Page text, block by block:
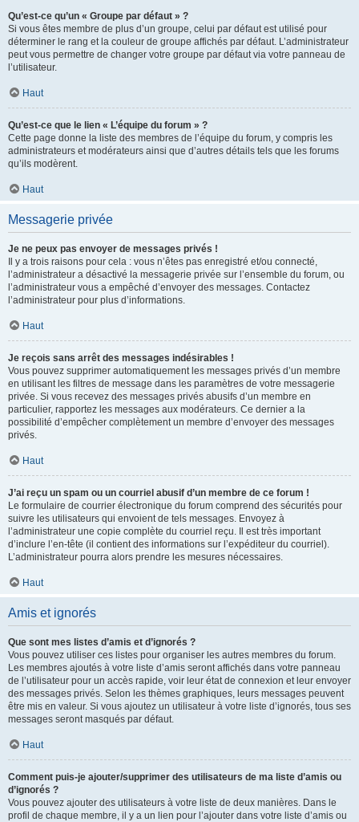
Qu’est-ce qu’un « Groupe par défaut » ?
Si vous êtes membre de plus d’un groupe, celui par défaut est utilisé pour
déterminer le rang et la couleur de groupe affichés par défaut. L’administrateur
peut vous permettre de changer votre groupe par défaut via votre panneau de
l’utilisateur.
Haut
Qu’est-ce que le lien « L’équipe du forum » ?
Cette page donne la liste des membres de l’équipe du forum, y compris les
administrateurs et modérateurs ainsi que d’autres détails tels que les forums
qu’ils modèrent.
Haut
Messagerie privée
Je ne peux pas envoyer de messages privés !
Il y a trois raisons pour cela : vous n’êtes pas enregistré et/ou connecté,
l’administrateur a désactivé la messagerie privée sur l’ensemble du forum, ou
l’administrateur vous a empêché d’envoyer des messages. Contactez
l’administrateur pour plus d’informations.
Haut
Je reçois sans arrêt des messages indésirables !
Vous pouvez supprimer automatiquement les messages privés d’un membre
en utilisant les filtres de message dans les paramètres de votre messagerie
privée. Si vous recevez des messages privés abusifs d’un membre en
particulier, rapportez les messages aux modérateurs. Ce dernier a la
possibilité d’empêcher complètement un membre d’envoyer des messages
privés.
Haut
J’ai reçu un spam ou un courriel abusif d’un membre de ce forum !
Le formulaire de courrier électronique du forum comprend des sécurités pour
suivre les utilisateurs qui envoient de tels messages. Envoyez à
l’administrateur une copie complète du courriel reçu. Il est très important
d’inclure l’en-tête (il contient des informations sur l’expéditeur du courriel).
L’administrateur pourra alors prendre les mesures nécessaires.
Haut
Amis et ignorés
Que sont mes listes d’amis et d’ignorés ?
Vous pouvez utiliser ces listes pour organiser les autres membres du forum.
Les membres ajoutés à votre liste d’amis seront affichés dans votre panneau
de l’utilisateur pour un accès rapide, voir leur état de connexion et leur envoyer
des messages privés. Selon les thèmes graphiques, leurs messages peuvent
être mis en valeur. Si vous ajoutez un utilisateur à votre liste d’ignorés, tous ses
messages seront masqués par défaut.
Haut
Comment puis-je ajouter/supprimer des utilisateurs de ma liste d’amis ou
d’ignorés ?
Vous pouvez ajouter des utilisateurs à votre liste de deux manières. Dans le
profil de chaque membre, il y a un lien pour l’ajouter dans votre liste d’amis ou